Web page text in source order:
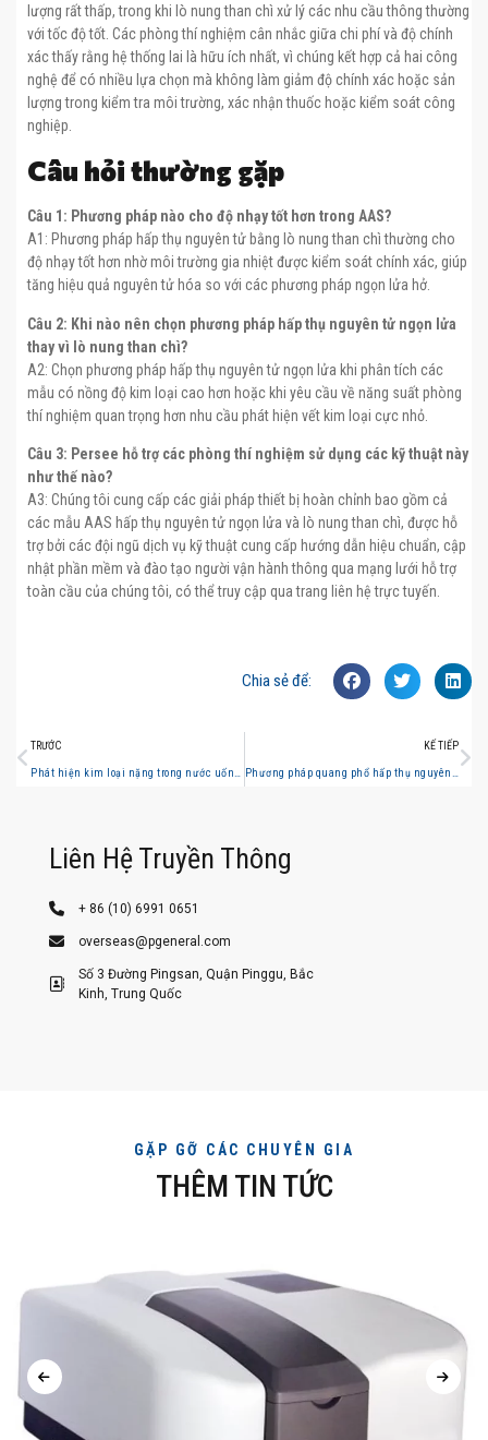
lượng rất thấp, trong khi lò nung than chì xử lý các nhu cầu thông thường
với tốc độ tốt. Các phòng thí nghiệm cân nhắc giữa chi phí và độ chính
xác thấy rằng hệ thống lai là hữu ích nhất, vì chúng kết hợp cả hai công
nghệ để có nhiều lựa chọn mà không làm giảm độ chính xác hoặc sản
lượng trong kiểm tra môi trường, xác nhận thuốc hoặc kiểm soát công
nghiệp.
Câu hỏi thường gặp
Câu 1: Phương pháp nào cho độ nhạy tốt hơn trong AAS?
A1: Phương pháp hấp thụ nguyên tử bằng lò nung than chì thường cho
độ nhạy tốt hơn nhờ môi trường gia nhiệt được kiểm soát chính xác, giúp
tăng hiệu quả nguyên tử hóa so với các phương pháp ngọn lửa hở.
Câu 2: Khi nào nên chọn phương pháp hấp thụ nguyên tử ngọn lửa
thay vì lò nung than chì?
A2: Chọn phương pháp hấp thụ nguyên tử ngọn lửa khi phân tích các
mẫu có nồng độ kim loại cao hơn hoặc khi yêu cầu về năng suất phòng
thí nghiệm quan trọng hơn nhu cầu phát hiện vết kim loại cực nhỏ.
Câu 3: Persee hỗ trợ các phòng thí nghiệm sử dụng các kỹ thuật này
như thế nào?
A3: Chúng tôi cung cấp các giải pháp thiết bị hoàn chỉnh bao gồm cả
các mẫu AAS hấp thụ nguyên tử ngọn lửa và lò nung than chì, được hỗ
trợ bởi các đội ngũ dịch vụ kỹ thuật cung cấp hướng dẫn hiệu chuẩn, cập
nhật phần mềm và đào tạo người vận hành thông qua mạng lưới hỗ trợ
toàn cầu của chúng tôi, có thể truy cập qua trang liên hệ trực tuyến.
Chia sẻ để:
TRƯỚC
Phát hiện kim loại nặng trong nước uống: Phương pháp AAS so với phương pháp ICP-OES
KẾ TIẾP
Phương pháp quang phổ hấp thụ nguyên tử (AAS) đảm bảo tuân thủ các quy định an toàn thực phẩm như thế nào?
Liên Hệ Truyền Thông
+ 86 (10) 6991 0651
overseas@pgeneral.com
Số 3 Đường Pingsan, Quận Pinggu, Bắc
Kinh, Trung Quốc
GẶP GỠ CÁC CHUYÊN GIA
THÊM TIN TỨC